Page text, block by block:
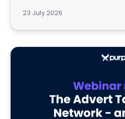
23 July 2026